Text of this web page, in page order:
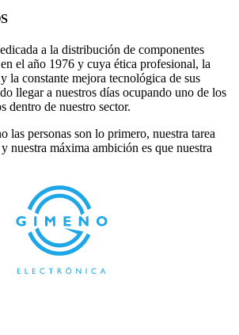
a la distribución de componentes
el año 1976 y cuya ética profesional, la
la constante mejora tecnológica de sus
llegar a nuestros días ocupando uno de los
dentro de nuestro sector.
las personas son lo primero, nuestra tarea
nuestra máxima ambición es que nuestra